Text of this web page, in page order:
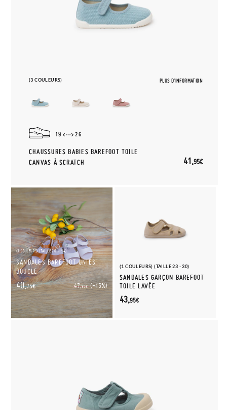
(3 COULEURS) PLUS D'INFORMATION
19 26
CHAUSSURES BABIES BAREFOOT TOILE
CANVAS À SCRATCH
41,95€
(3 COULEURS) (TAILLE 20 - 34)
SANDALES BAREFOOT UNIES
BOUCLE
47,95€ (-15%)
40,75€
(1 COULEURS) (TAILLE 23 - 30)
SANDALES GARÇON BAREFOOT
TOILE LAVÉE
43,95€